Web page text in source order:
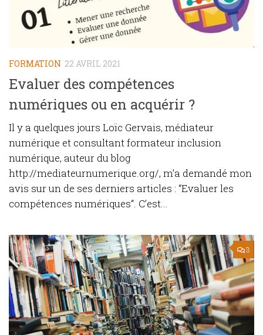
FORMATION 22 AVRIL 2021
Evaluer des compétences
numériques ou en acquérir ?
Il y a quelques jours Loïc Gervais, médiateur
numérique et consultant formateur inclusion
numérique, auteur du blog
http://mediateurnumerique.org/, m’a demandé mon
avis sur un de ses derniers articles : “Evaluer les
compétences numériques“. C’est...
3